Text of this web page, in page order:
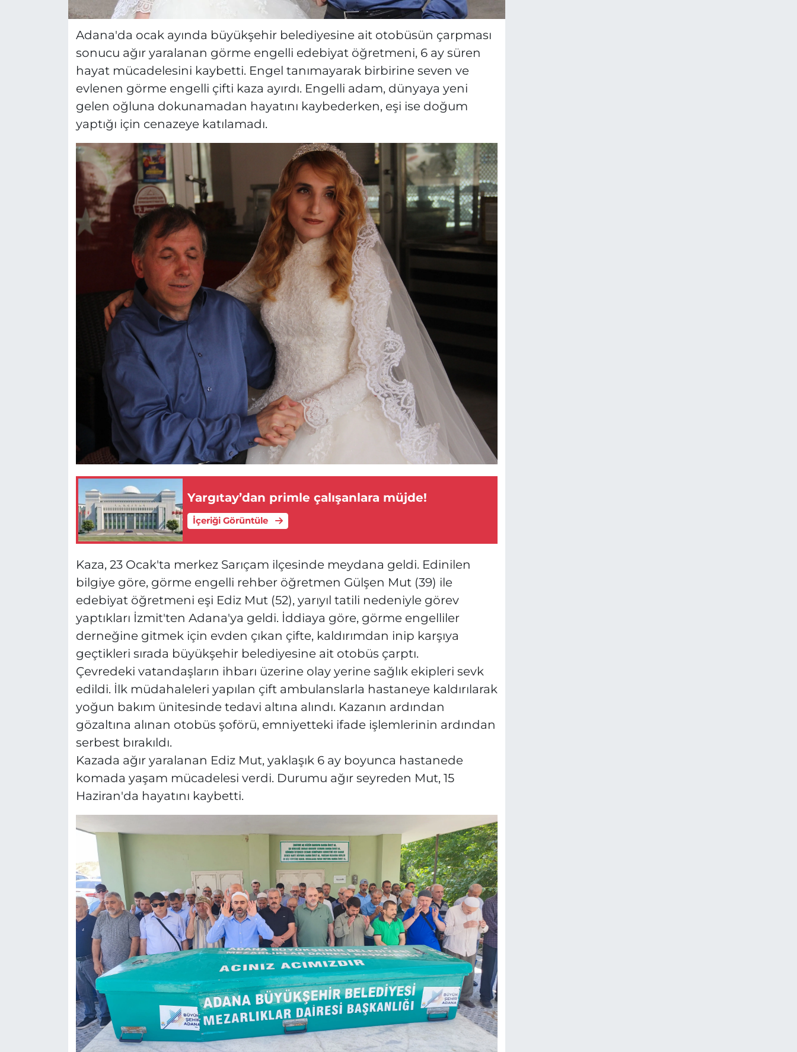
Adana'da ocak ayında büyükşehir belediyesine ait otobüsün çarpması
sonucu ağır yaralanan görme engelli edebiyat öğretmeni, 6 ay süren
hayat mücadelesini kaybetti. Engel tanımayarak birbirine seven ve
evlenen görme engelli çifti kaza ayırdı. Engelli adam, dünyaya yeni
gelen oğluna dokunamadan hayatını kaybederken, eşi ise doğum
yaptığı için cenazeye katılamadı.
Yargıtay’dan primle çalışanlara müjde!
İçeriği Görüntüle
Kaza, 23 Ocak'ta merkez Sarıçam ilçesinde meydana geldi. Edinilen
bilgiye göre, görme engelli rehber öğretmen Gülşen Mut (39) ile
edebiyat öğretmeni eşi Ediz Mut (52), yarıyıl tatili nedeniyle görev
yaptıkları İzmit'ten Adana'ya geldi. İddiaya göre, görme engelliler
derneğine gitmek için evden çıkan çifte, kaldırımdan inip karşıya
geçtikleri sırada büyükşehir belediyesine ait otobüs çarptı.
Çevredeki vatandaşların ihbarı üzerine olay yerine sağlık ekipleri sevk
edildi. İlk müdahaleleri yapılan çift ambulanslarla hastaneye kaldırılarak
yoğun bakım ünitesinde tedavi altına alındı. Kazanın ardından
gözaltına alınan otobüs şoförü, emniyetteki ifade işlemlerinin ardından
serbest bırakıldı.
Kazada ağır yaralanan Ediz Mut, yaklaşık 6 ay boyunca hastanede
komada yaşam mücadelesi verdi. Durumu ağır seyreden Mut, 15
Haziran'da hayatını kaybetti.